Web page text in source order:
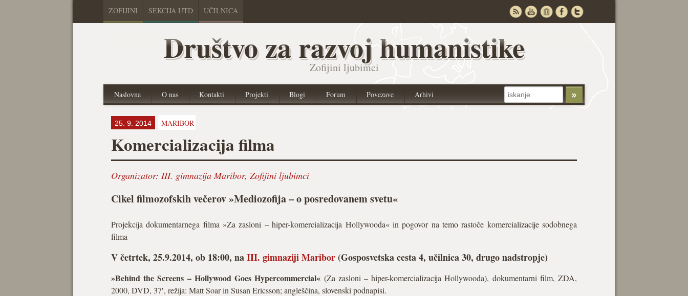
ZOFIJINI SEKCIJA UTD UČILNICA
Društvo za razvoj humanistike
Zofijini ljubimci
Naslovna O nas Kontakti Projekti Blogi Forum Povezave Arhivi
25. 9. 2014 MARIBOR
Komercializacija filma
Organizator: III. gimnazija Maribor, Zofijini ljubimci
Cikel filmozofskih večerov »Mediozofija – o posredovanem svetu«
Projekcija dokumentarnega filma »Za zasloni – hiper-komercializacija Hollywooda« in pogovor na temo rastoče komercializacije sodobnega
filma
V četrtek, 25.9.2014, ob 18:00, naIII. gimnaziji Maribor(Gosposvetska cesta 4, učilnica 30, drugo nadstropje)
»Behind the Screens – Hollywood Goes Hypercommercial« (Za zasloni – hiper-komercializacija Hollywooda), dokumentarni film, ZDA,
2000, DVD, 37′, režija: Matt Soar in Susan Ericsson; angleščina, slovenski podnapisi.